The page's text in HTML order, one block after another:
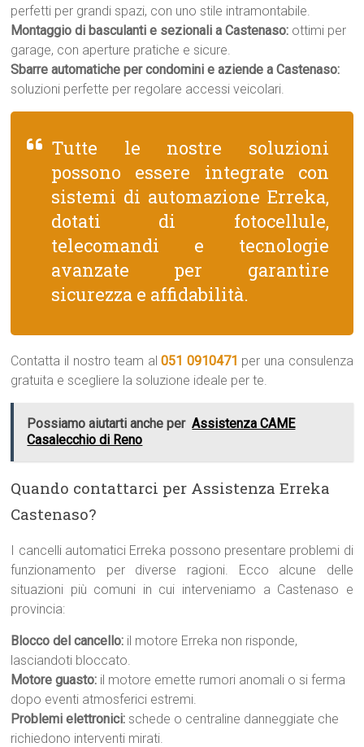
perfetti per grandi spazi, con uno stile intramontabile.
Montaggio di basculanti e sezionali a Castenaso: ottimi per
garage, con aperture pratiche e sicure.
Sbarre automatiche per condomini e aziende a Castenaso:
soluzioni perfette per regolare accessi veicolari.
Tutte le nostre soluzioni
possono essere integrate con
sistemi di automazione Erreka,
dotati di fotocellule,
telecomandi e tecnologie
avanzate per garantire
sicurezza e affidabilità.
Contatta il nostro team al051 0910471 per una consulenza
gratuita e scegliere la soluzione ideale per te.
Possiamo aiutarti anche per Assistenza CAME
Casalecchio di Reno
Quando contattarci per Assistenza Erreka
Castenaso?
I cancelli automatici Erreka possono presentare problemi di
funzionamento per diverse ragioni. Ecco alcune delle
situazioni più comuni in cui interveniamo a Castenaso e
provincia:
Blocco del cancello: il motore Erreka non risponde,
lasciandoti bloccato.
Motore guasto: il motore emette rumori anomali o si ferma
dopo eventi atmosferici estremi.
Problemi elettronici: schede o centraline danneggiate che
richiedono interventi mirati.